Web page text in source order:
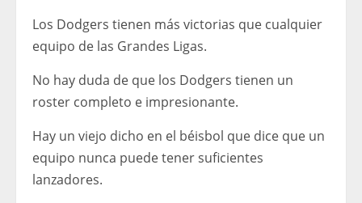
Los Dodgers tienen más victorias que cualquier
equipo de las Grandes Ligas.
No hay duda de que los Dodgers tienen un
roster completo e impresionante.
Hay un viejo dicho en el béisbol que dice que un
equipo nunca puede tener suficientes
lanzadores.